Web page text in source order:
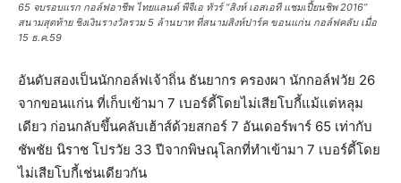
65 จบรอบแรก กอล์ฟอาชีพ ไทยแลนด์ พีจีเอ ทัวร์ “สิงห์ เอสเอที แชมเปี้ยนชิพ 2016”
สนามสุดท้าย ชิงเงินรางวัลรวม 5 ล้านบาท ที่สนามสิงห์ปาร์ค ขอนแก่น กอล์ฟคลับ เมื่อ
15 ธ.ค.59
อันดับสองเป็นนักกอล์ฟเจ้าถิ่น ธันยากร ครองผา นักกอล์ฟวัย 26
จากขอนแก่น ที่เก็บเข้ามา 7 เบอร์ดี้โดยไม่เสียโบกี้แม้แต่หลุม
เดียว ก่อนกลับขึ้นคลับเฮ้าส์ด้วยสกอร์ 7 อันเดอร์พาร์ 65 เท่ากับ
ชัพชัย นิราช โปรวัย 33 ปีจากพิษณุโลกที่ทำเข้ามา 7 เบอร์ดี้โดย
ไม่เสียโบกี้เช่นเดียวกัน